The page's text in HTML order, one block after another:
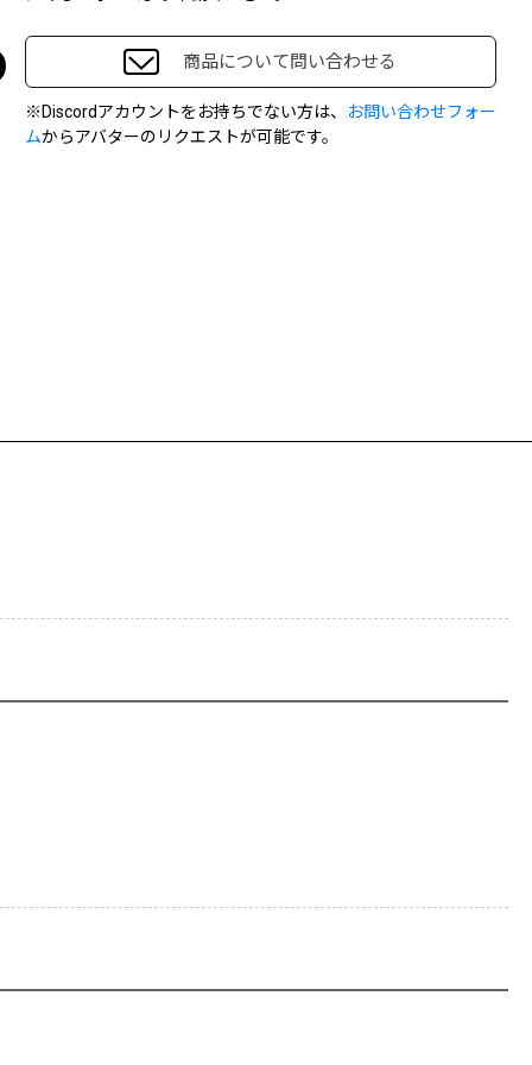
商品について問い合わせる
※Discordアカウントをお持ちでない方は、
お問い合わせフォー
ムからアバターのリクエストが可能です。